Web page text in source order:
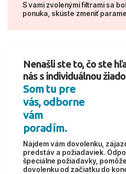
S vami zvolenými filtrami sa
ponuka, skúste zmeniť
Nenašli ste to, čo ste
nás s individuálnou
Som tu pre
vás, odborne
vám
poradím.
Nájdem vám dovolenku,
predstáv a požiadaviek.
špeciálne požiadavky,
dovolenku od začiatku do